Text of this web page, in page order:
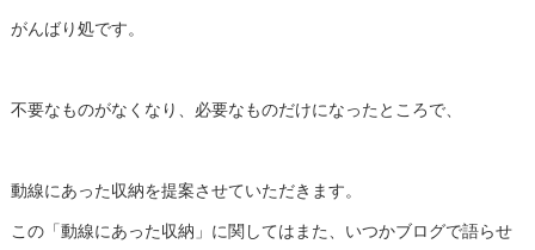
がんばり処です。
不要なものがなくなり、必要なものだけになったところで、
動線にあった収納を提案させていただきます。
この「動線にあった収納」に関してはまた、いつかブログで語らせ